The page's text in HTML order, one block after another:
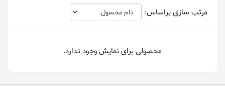
مرتب سازی براساس:
محصولی برای نمایش وجود ندارد.